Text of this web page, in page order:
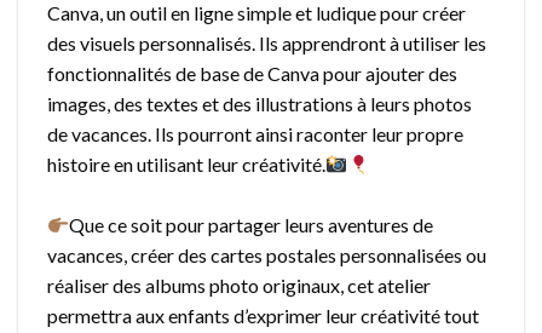
Canva, un outil en ligne simple et ludique pour créer
des visuels personnalisés. Ils apprendront à utiliser les
fonctionnalités de base de Canva pour ajouter des
images, des textes et des illustrations à leurs photos
de vacances. Ils pourront ainsi raconter leur propre
histoire en utilisant leur créativité.
Que ce soit pour partager leurs aventures de
vacances, créer des cartes postales personnalisées ou
réaliser des albums photo originaux, cet atelier
permettra aux enfants d’exprimer leur créativité tout